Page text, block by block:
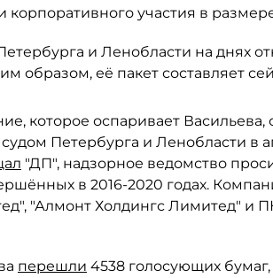
корпоративного участия в
и Ленобласти на днях
образом, её пакет составляет
которое оспаривает
Петербурга и Ленобласти в
"ДП", надзорное ведомство
в 2016-2020 годах.
"Алмонт Холдингс Лимитед" и
перешли 4538 голосующих